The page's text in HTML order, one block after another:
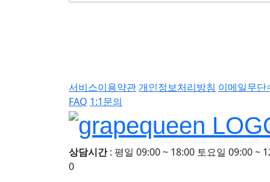
서비스이용약관 개인정보처리방침 이메일무단
FAQ 1:1문의
상담시간: 평일 09:00 ~ 18:00 토요일 09:00 ~
0